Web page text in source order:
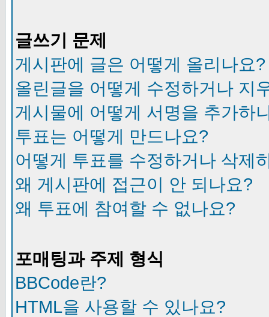
글쓰기 문제
게시판에 글은 어떻게 올리나요?
올린글을 어떻게 수정하거나 지
게시물에 어떻게 서명을 추가하
투표는 어떻게 만드나요?
어떻게 투표를 수정하거나 삭제
왜 게시판에 접근이 안 되나요?
왜 투표에 참여할 수 없나요?
포매팅과 주제 형식
BBCode란?
HTML을 사용할 수 있나요?